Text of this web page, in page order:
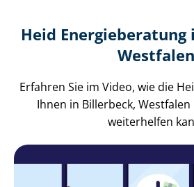
Heid
Westfalen
Erfahren Sie im Video, wie die
Ihnen in Billerbeck,
weiterhelfen